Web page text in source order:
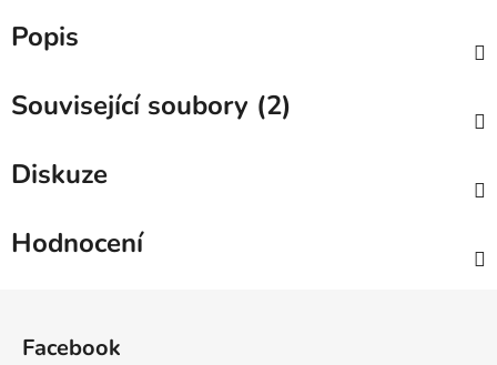
Popis
Související soubory (2)
Diskuze
Hodnocení
Facebook